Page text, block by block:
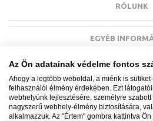
RÓLUNK
EGYÉB
Az Ön adatainak védelme fontos
Ahogy a legtöbb weboldal, a miénk is
felhasználói élmény érdekében. Ezt
webhelyünk fejlesztésére, személyre
nagyszerű webhely-élmény biztosítására,
alkalmazzuk. Az "Értem" gombra kattintva